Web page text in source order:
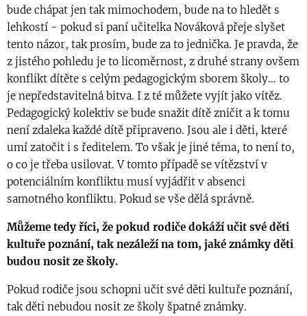
bude chápat jen tak mimochodem, bude na to hledět s
lehkostí - pokud si paní učitelka Nováková přeje slyšet
tento názor, tak prosím, bude za to jednička. Je pravda, že
z jistého pohledu je to licoměrnost, z druhé strany ovšem
konflikt dítěte s celým pedagogickým sborem školy... to
je nepředstavitelná bitva. I z té můžete vyjít jako vítěz.
Pedagogický kolektiv se bude snažit dítě zničit a k tomu
není zdaleka každé dítě připraveno. Jsou ale i děti, které
umí zatočit i s ředitelem. To však je jiné téma, to není to,
o co je třeba usilovat. V tomto případě se vítězství v
potenciálním konfliktu musí vyjádřit v absenci
samotného konfliktu. Pokud se vše dělá správně.
Můžeme tedy říci, že pokud rodiče dokáží učit své děti
kultuře poznání, tak nezáleží na tom, jaké známky děti
budou nosit ze školy.
Pokud rodiče jsou schopni učit své děti kultuře poznání,
tak děti nebudou nosit ze školy špatné známky.